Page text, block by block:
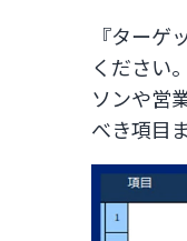
『ターゲ
ください
ソンや営
べき項目